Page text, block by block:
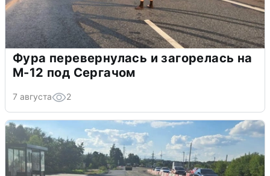
Фура перевернулась и загорелась на
М-12 под Сергачом
7 августа 2